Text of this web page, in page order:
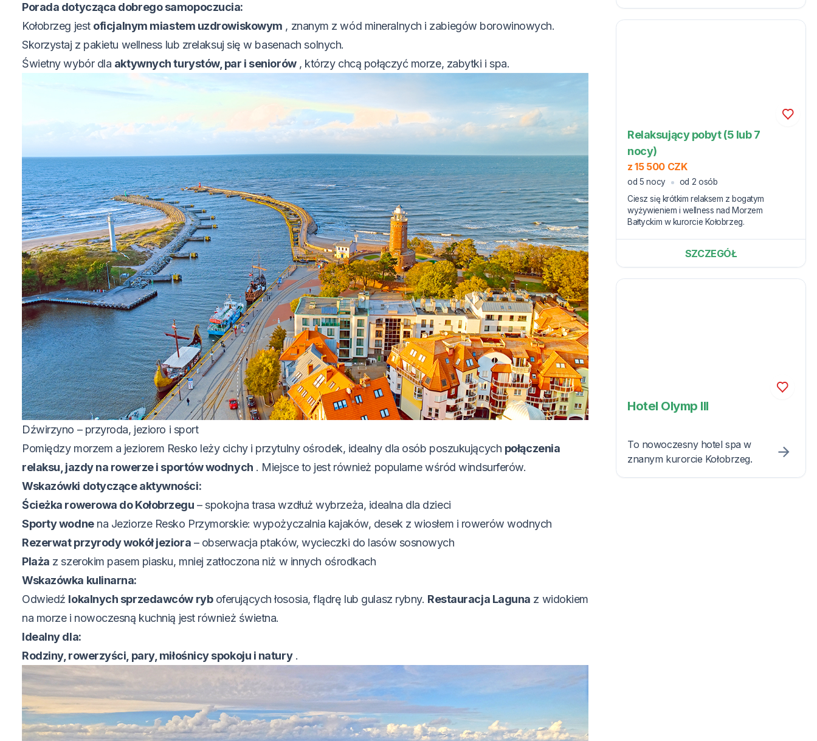
Porada dotycząca dobrego samopoczucia:
Kołobrzeg jest oficjalnym miastem uzdrowiskowym , znanym z wód mineralnych i zabiegów borowinowych.
Skorzystaj z pakietu wellness lub zrelaksuj się w basenach solnych.
Świetny wybór dla aktywnych turystów, par i seniorów, którzy chcą połączyć morze, zabytki i spa.
Dźwirzyno – przyroda, jezioro i sport
Pomiędzy morzem a jeziorem Resko leży cichy i przytulny ośrodek, idealny dla osób poszukujących połączenia
relaksu, jazdy na rowerze i sportów wodnych . Miejsce to jest również popularne wśród windsurferów.
Wskazówki dotyczące aktywności:
Ścieżka rowerowa do Kołobrzegu – spokojna trasa wzdłuż wybrzeża, idealna dla dzieci
Sporty wodnena Jeziorze Resko Przymorskie: wypożyczalnia kajaków, desek z wiosłem i rowerów wodnych
Rezerwat przyrody wokół jeziora – obserwacja ptaków, wycieczki do lasów sosnowych
Plaża z szerokim pasem piasku, mniej zatłoczona niż w innych ośrodkach
Wskazówka kulinarna:
Odwiedź lokalnych sprzedawców ryboferujących łososia, flądrę lub gulasz rybny. Restauracja Laguna z widokiem
na morze i nowoczesną kuchnią jest również świetna.
Idealny dla:
Rodziny, rowerzyści, pary, miłośnicy spokoju i natury.
zaledwie 12 km od Kołobrzegu.
Relaksujący pobyt (5 lub 7
nocy)
z 15 500 CZK
od 5 nocy
od 2 osób
Ciesz się krótkim relaksem z bogatym
wyżywieniem i wellness nad Morzem
Bałtyckim w kurorcie Kołobrzeg.
SZCZEGÓŁ
Hotel Olymp III
To nowoczesny hotel spa w
znanym kurorcie Kołobrzeg.